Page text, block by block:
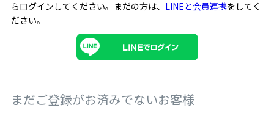
らログインしてください。まだの方は、 LINEと会員連携をしてく
ださい。
まだご登録がお済みでないお客様